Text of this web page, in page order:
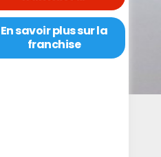
En savoir plus sur la
franchise